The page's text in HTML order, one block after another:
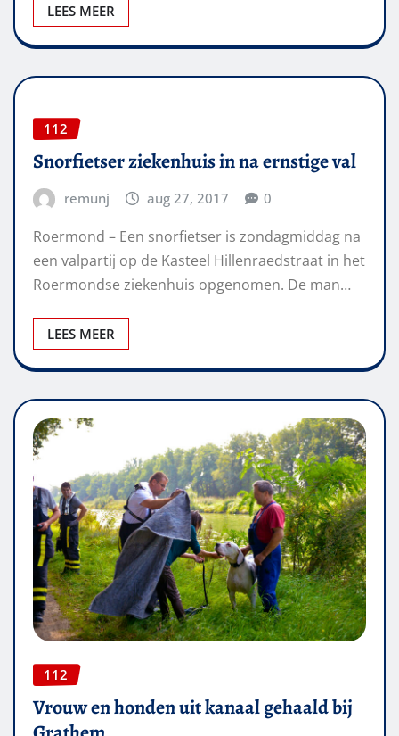
LEES MEER
112
Snorfietser ziekenhuis in na ernstige val
remunj aug 27, 2017 0
Roermond – Een snorfietser is zondagmiddag na
een valpartij op de Kasteel Hillenraedstraat in het
Roermondse ziekenhuis opgenomen. De man…
LEES MEER
112
Vrouw en honden uit kanaal gehaald bij